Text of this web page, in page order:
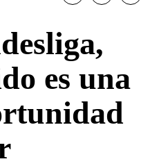
es una